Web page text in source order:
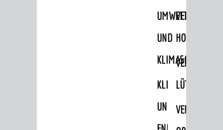
UMWELT-
UND
KLIMASCHUTZ
KLIMASCHUTZ
UND